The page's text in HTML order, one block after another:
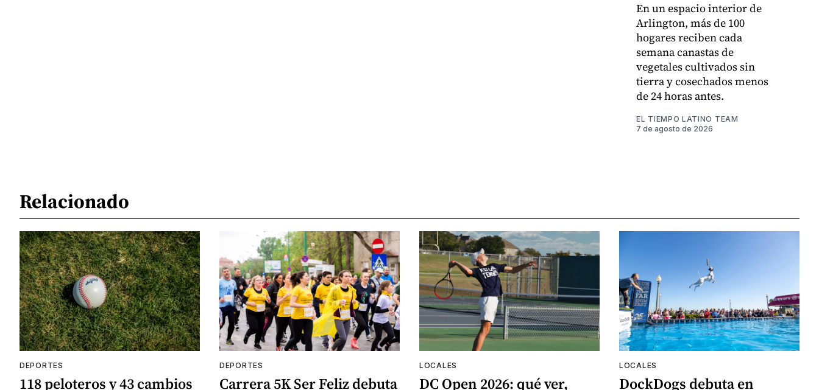
En un espacio interior de
Arlington, más de 100
hogares reciben cada
semana canastas de
vegetales cultivados sin
tierra y cosechados menos
de 24 horas antes.
EL TIEMPO LATINO TEAM
7 de agosto de 2026
Relacionado
DEPORTES
118 peloteros y 43 cambios
DEPORTES
Carrera 5K Ser Feliz debuta
LOCALES
DC Open 2026: qué ver,
LOCALES
DockDogs debuta en